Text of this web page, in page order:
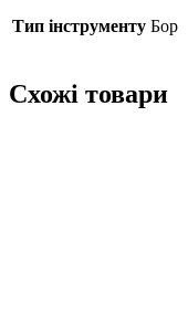
Тип інструменту Бор
Схожі товари